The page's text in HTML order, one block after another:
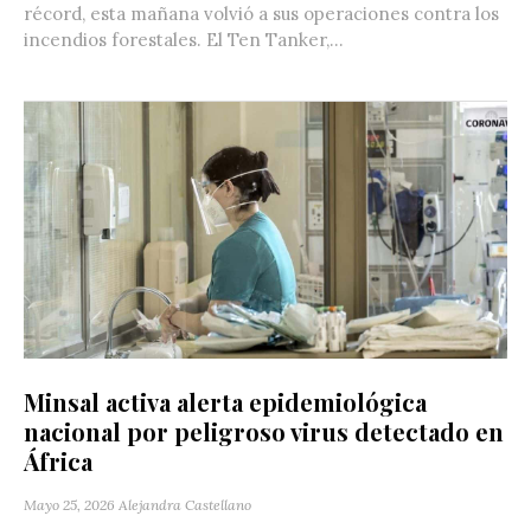
récord, esta mañana volvió a sus operaciones contra los
incendios forestales. El Ten Tanker,...
Minsal activa alerta epidemiológica
nacional por peligroso virus detectado en
África
Mayo 25, 2026 Alejandra Castellano